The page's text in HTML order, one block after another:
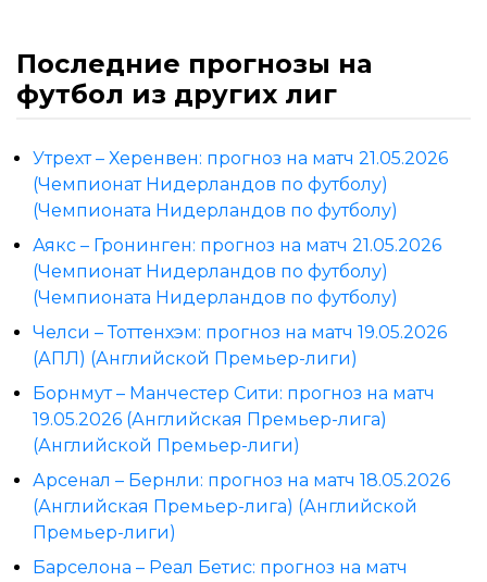
Последние прогнозы на
футбол из других лиг
Утрехт – Херенвен: прогноз на матч 21.05.2026
(Чемпионат Нидерландов по футболу)
(Чемпионата Нидерландов по футболу)
Аякс – Гронинген: прогноз на матч 21.05.2026
(Чемпионат Нидерландов по футболу)
(Чемпионата Нидерландов по футболу)
Челси – Тоттенхэм: прогноз на матч 19.05.2026
(АПЛ) (Английской Премьер-лиги)
Борнмут – Манчестер Сити: прогноз на матч
19.05.2026 (Английская Премьер-лига)
(Английской Премьер-лиги)
Арсенал – Бернли: прогноз на матч 18.05.2026
(Английская Премьер-лига) (Английской
Премьер-лиги)
Барселона – Реал Бетис: прогноз на матч